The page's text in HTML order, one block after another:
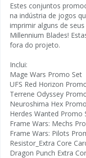
Estes conjuntos
na indústria de jogos
imprimir alguns de
Millennium Blades!
fora do projeto.
Inclui:
Mage Wars Promo Set
UFS Red Horizon
Terrene Odyssey
Neuroshima Hex
Herdes Wanted Promo
Frame Wars: Mechs
Frame Wars: Pilots
Resistor_Extra Core
Dragon Punch Extra